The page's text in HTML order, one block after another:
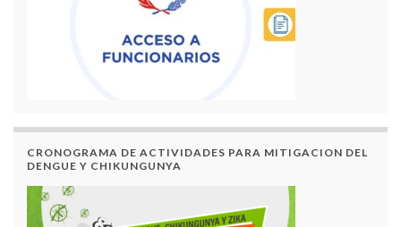
CRONOGRAMA DE ACTIVIDADES PARA MITIGACION DEL
DENGUE Y CHIKUNGUNYA